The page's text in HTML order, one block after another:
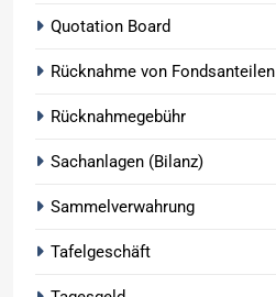
Quotation Board
Rücknahme von Fondsanteilen
Rücknahmegebühr
Sachanlagen (Bilanz)
Sammelverwahrung
Tafelgeschäft